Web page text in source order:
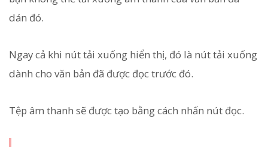
dán đó.
Ngay cả khi nút tải xuống hiển thị, đó là nút tải xuống
dành cho văn bản đã được đọc trước đó.
Tệp âm thanh sẽ được tạo bằng cách nhấn nút đọc.